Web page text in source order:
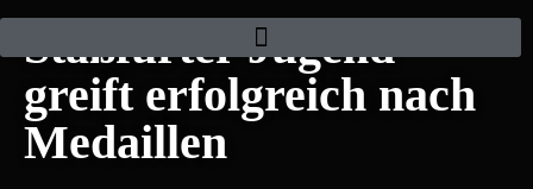
Staßfurter Jugend
greift erfolgreich nach
Medaillen